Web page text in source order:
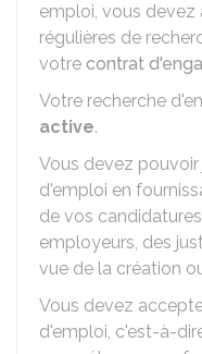
emploi, vous
régulières de
votre contrat
Votre recherche
active.
Vous devez
d'emploi en
de vos
employeurs, des
vue de la création
Vous devez
d'emploi, c'est-à-